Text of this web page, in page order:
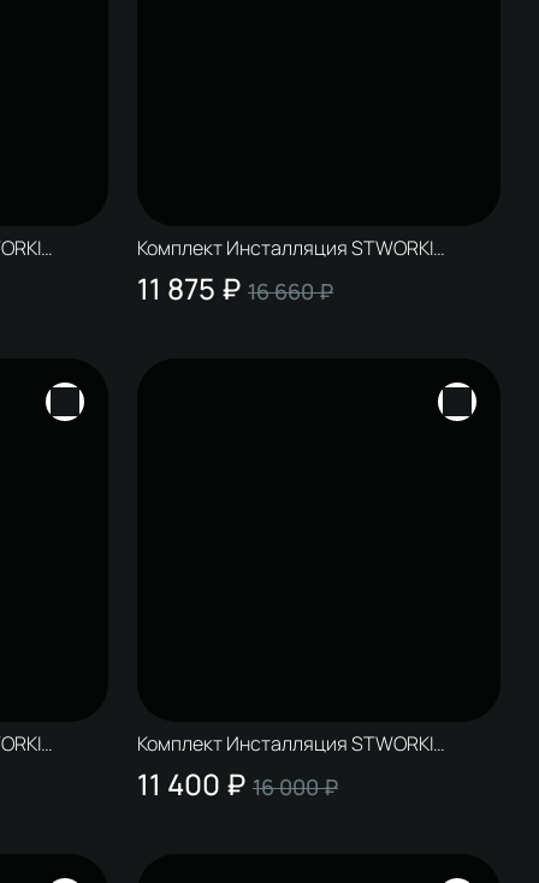
Комплект Инсталляция STWORKI
S510000 + Кнопка S51531GBK цвет
глянцевый черный
11 875 ₽ 16 660 ₽
Комплект Инсталляция STWORKI
S510000 + Кнопка S51511WH цвет
глянцевый белый
11 400 ₽ 16 000 ₽